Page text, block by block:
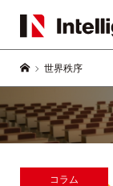
世界秩序
コラム